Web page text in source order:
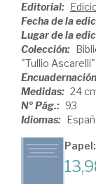
Editorial:
Fecha de la
Lugar de la
Colección:
"Tullio Ascarelli"
Medidas: 24
Nº Pág.: 93
Idiomas: